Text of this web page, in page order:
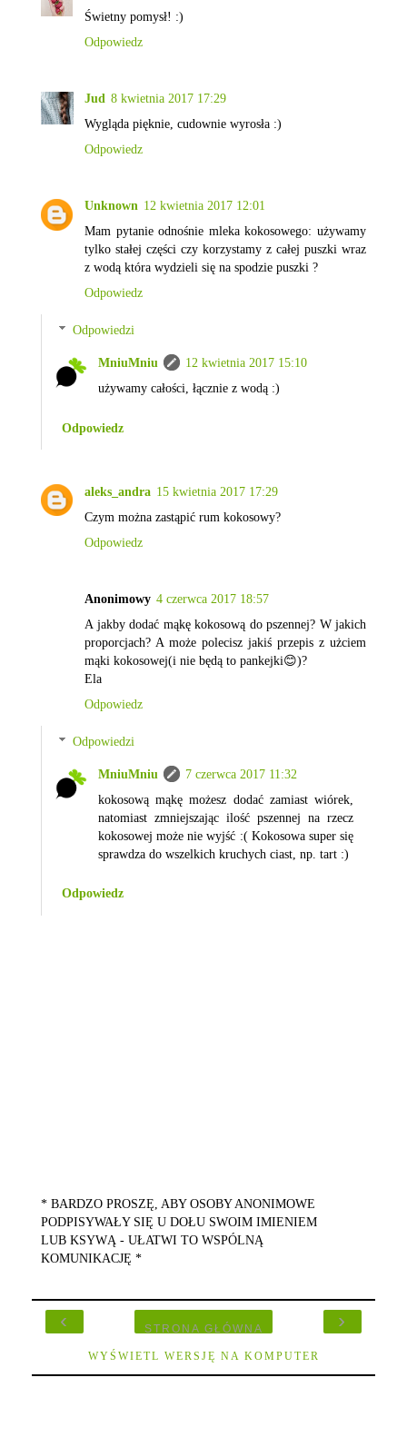
Świetny pomysł! :)
Odpowiedz
Jud 8 kwietnia 2017 17:29
Wygląda pięknie, cudownie wyrosła :)
Odpowiedz
Unknown 12 kwietnia 2017 12:01
Mam pytanie odnośnie mleka kokosowego: używamy
tylko stałej części czy korzystamy z całej puszki wraz
z wodą która wydzieli się na spodzie puszki ?
Odpowiedz
Odpowiedzi
MniuMniu
12 kwietnia 2017 15:10
używamy całości, łącznie z wodą :)
Odpowiedz
aleks_andra 15 kwietnia 2017 17:29
Czym można zastąpić rum kokosowy?
Odpowiedz
Anonimowy 4 czerwca 2017 18:57
A jakby dodać mąkę kokosową do pszennej? W jakich
proporcjach? A może polecisz jakiś przepis z użciem
mąki kokosowej(i nie będą to pankejki😊)?
Ela
Odpowiedz
Odpowiedzi
MniuMniu
7 czerwca 2017 11:32
kokosową mąkę możesz dodać zamiast wiórek,
natomiast zmniejszając ilość pszennej na rzecz
kokosowej może nie wyjść :( Kokosowa super się
sprawdza do wszelkich kruchych ciast, np. tart :)
Odpowiedz
* BARDZO PROSZĘ, ABY OSOBY ANONIMOWE
PODPISYWAŁY SIĘ U DOŁU SWOIM IMIENIEM
LUB KSYWĄ - UŁATWI TO WSPÓLNĄ
KOMUNIKACJĘ *
‹ ›
STRONA GŁÓWNA
WYŚWIETL WERSJĘ NA KOMPUTER